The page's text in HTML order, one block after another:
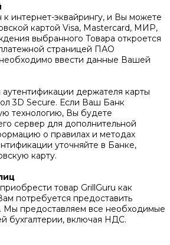
интернет-эквайрингу, и Вы можете
картой Visa, Mastercard, МИР,
выбранного Товара откроется
страницей ПАО
ввести данные Вашей
держателя карты
3D Secure. Если Ваш Банк
технологию, Вы будете
сервер для дополнительной
о правилах и методах
уточняйте в Банке,
карту.
товар GrillGuru как
потребуется предоставить
Мы предоставляем все необходимые
бухгалтерии, включая НДС.